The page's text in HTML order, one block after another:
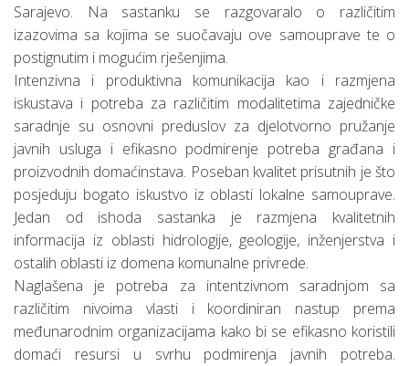
Sarajevo. Na sastanku se razgovaralo o različitim
izazovima sa kojima se suočavaju ove samouprave te o
postignutim i mogućim rješenjima.
Intenzivna i produktivna komunikacija kao i razmjena
iskustava i potreba za različitim modalitetima zajedničke
saradnje su osnovni preduslov za djelotvorno pružanje
javnih usluga i efikasno podmirenje potreba građana i
proizvodnih domaćinstava. Poseban kvalitet prisutnih je što
posjeduju bogato iskustvo iz oblasti lokalne samouprave.
Jedan od ishoda sastanka je razmjena kvalitetnih
informacija iz oblasti hidrologije, geologije, inženjerstva i
ostalih oblasti iz domena komunalne privrede.
Naglašena je potreba za intentzivnom saradnjom sa
različitim nivoima vlasti i koordiniran nastup prema
međunarodnim organizacijama kako bi se efikasno koristili
domaći resursi u svrhu podmirenja javnih potreba.